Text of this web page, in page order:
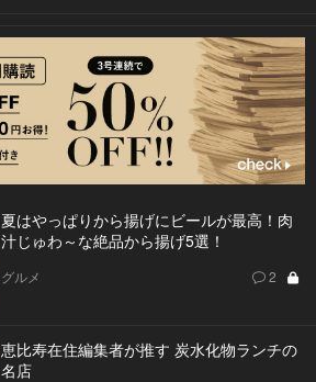
夏はやっぱりから揚げにビールが最高！肉
汁じゅわ～な絶品から揚げ5選！
グルメ 2
恵比寿在住編集者が推す 炭水化物ランチの
名店